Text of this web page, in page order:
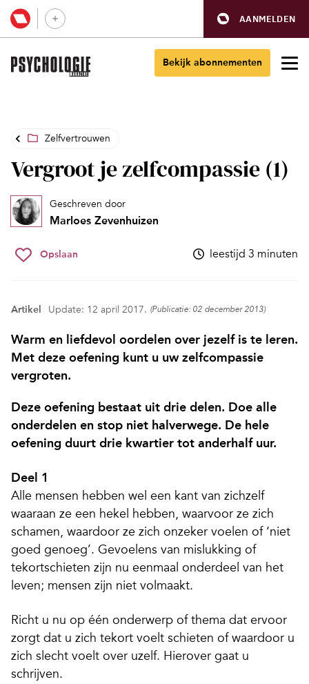
AANMELDEN
Bekijk abonnementen
Zelfvertrouwen
Vergroot je zelfcompassie (1)
Geschreven door
Marloes Zevenhuizen
Opslaan leestijd 3 minuten
Artikel Update: 12 april 2017. (Publicatie: 02 december 2013)
Warm en liefdevol oordelen over jezelf is te leren.
Met deze oefening kunt u uw zelfcompassie
vergroten.
Deze oefening bestaat uit drie delen. Doe alle
onderdelen en stop niet halverwege. De hele
oefening duurt drie kwartier tot anderhalf uur.
Deel 1
Alle mensen hebben wel een kant van zichzelf
waaraan ze een hekel hebben, waarvoor ze zich
schamen, waardoor ze zich onzeker voelen of ‘niet
goed genoeg’. Gevoelens van mislukking of
tekortschieten zijn nu eenmaal onderdeel van het
leven; mensen zijn niet volmaakt.
Richt u nu op één onderwerp of thema dat ervoor
zorgt dat u zich tekort voelt schieten of waardoor u
zich slecht voelt over uzelf. Hierover gaat u
schrijven.